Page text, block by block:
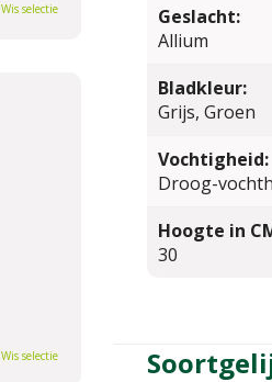
Geslacht:
Allium
Bladkleur:
Grijs, Groen
Vochtigheid:
Droog-
Hoogte in
30
Wis selectie
Wis selectie